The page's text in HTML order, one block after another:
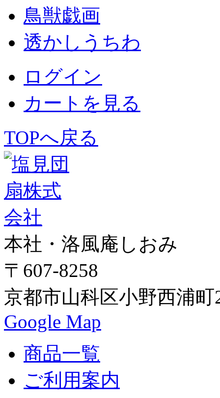
鳥獣戯画
透かしうちわ
ログイン
カートを見る
TOPへ戻る
本社・洛風庵しおみ
〒607-8258
京都市山科区小野西浦町
Google Map
商品一覧
ご利用案内